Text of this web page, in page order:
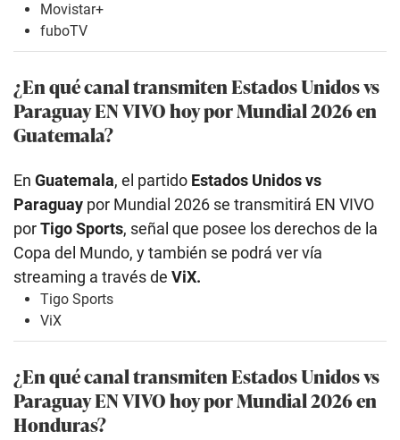
Movistar+
fuboTV
¿En qué canal transmiten Estados Unidosvs
Paraguay EN VIVO hoy por Mundial 2026 en
Guatemala?
En Guatemala, el partido Estados Unidosvs
Paraguay por Mundial 2026 se transmitirá EN VIVO
porTigo Sports, señal que posee los derechos de la
Copa del Mundo, y también se podrá ver vía
streaming a través de ViX.
Tigo Sports
ViX
¿En qué canal transmiten Estados Unidosvs
Paraguay EN VIVO hoy por Mundial 2026 en
Honduras?